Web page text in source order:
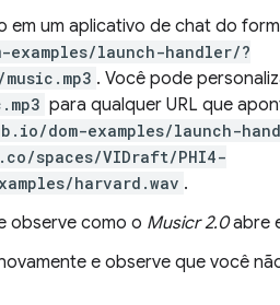
em um aplicativo de chat do
launch-handler/?
. Você pode
para qualquer URL que
dom-examples/launch-
spaces/VIDraft/PHI4-
harvard.wav .
observe como o Musicr 2.0abre
e observe que você